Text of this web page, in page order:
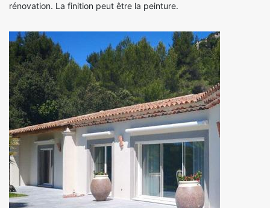
rénovation. La finition peut être la peinture.